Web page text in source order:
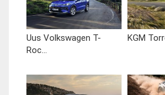
Uus Volkswagen T-
Roc...
KGM